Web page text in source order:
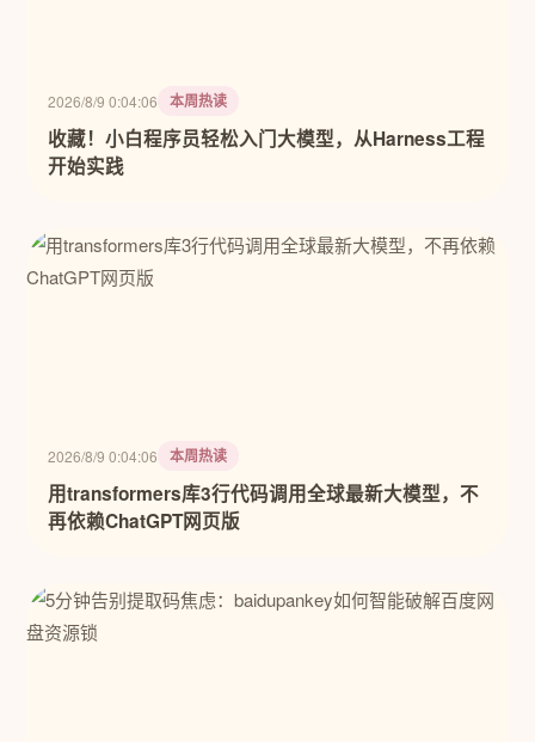
2026/8/9 0:04:06 本周热读
收藏！小白程序员轻松入门大模型，从Harness工程
开始实践
2026/8/9 0:04:06 本周热读
用transformers库3行代码调用全球最新大模型，不
再依赖ChatGPT网页版